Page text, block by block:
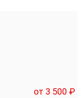
от 3 500 ₽